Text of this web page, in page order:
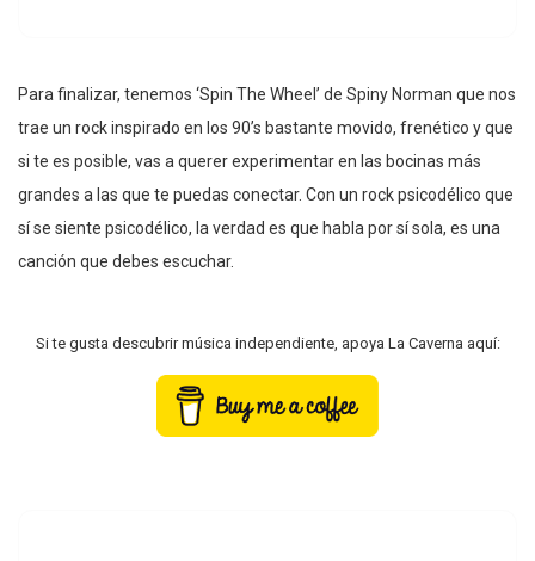
Para finalizar, tenemos ‘Spin The Wheel’ de Spiny Norman que nos
trae un rock inspirado en los 90’s bastante movido, frenético y que
si te es posible, vas a querer experimentar en las bocinas más
grandes a las que te puedas conectar. Con un rock psicodélico que
sí se siente psicodélico, la verdad es que habla por sí sola, es una
canción que debes escuchar.
Si te gusta descubrir música independiente, apoya La Caverna aquí: